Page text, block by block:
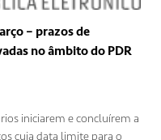
– prazos de
no âmbito do PDR
iniciarem e concluírem a
cuja data limite para o